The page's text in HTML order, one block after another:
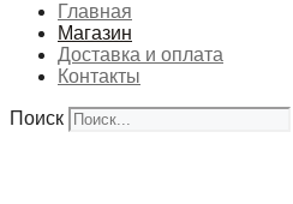
Главная
Магазин
Доставка и оплата
Контакты
Поиск